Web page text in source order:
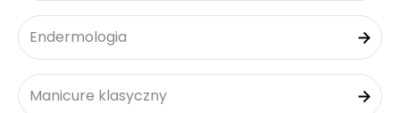
Endermologia
Manicure klasyczny